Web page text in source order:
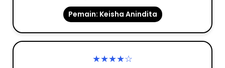
Pemain: Keisha Anindita
★★★★☆